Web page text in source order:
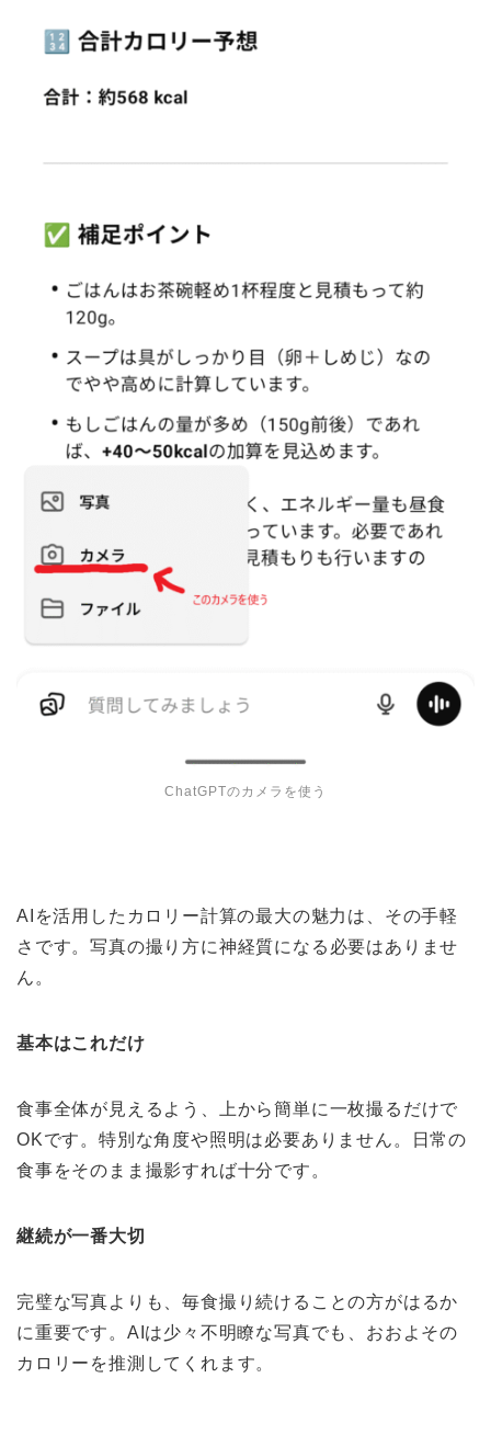
ChatGPTのカメラを使う
AIを活用したカロリー計算の最大の魅力は、その手軽
さです。写真の撮り方に神経質になる必要はありませ
ん。
基本はこれだけ
食事全体が見えるよう、上から簡単に一枚撮るだけで
OKです。特別な角度や照明は必要ありません。日常の
食事をそのまま撮影すれば十分です。
継続が一番大切
完璧な写真よりも、毎食撮り続けることの方がはるか
に重要です。AIは少々不明瞭な写真でも、おおよその
カロリーを推測してくれます。